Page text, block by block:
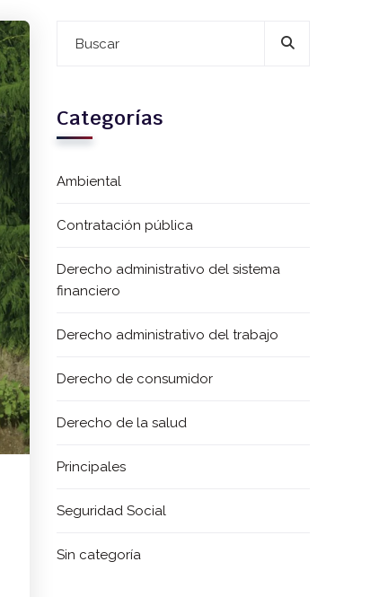
Categorías
Ambiental
Contratación pública
Derecho administrativo del sistema
financiero
Derecho administrativo del trabajo
Derecho de consumidor
Derecho de la salud
Principales
Seguridad Social
Sin categoría